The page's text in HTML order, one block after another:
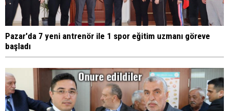
Pazar'da 7 yeni antrenör ile 1 spor eğitim uzmanı göreve
başladı